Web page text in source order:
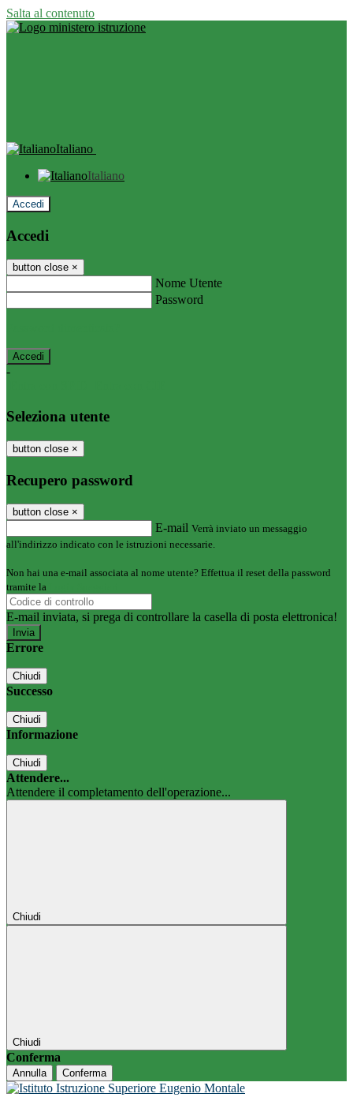
Salta al contenuto
Italiano
Italiano
Accedi
Accedi
button close ×
Nome Utente
Password
-
Seleziona utente
button close ×
Recupero password
button close ×
E-mail Verrà inviato un messaggio
all'indirizzo indicato con le istruzioni necessarie.
Non hai una e-mail associata al nome utente? Effettua il reset della password
tramite la
E-mail inviata, si prega di controllare la casella di posta elettronica!
Errore
Chiudi
Successo
Chiudi
Informazione
Chiudi
Attendere...
Attendere il completamento dell'operazione...
Chiudi
Chiudi
Conferma
Annulla Conferma